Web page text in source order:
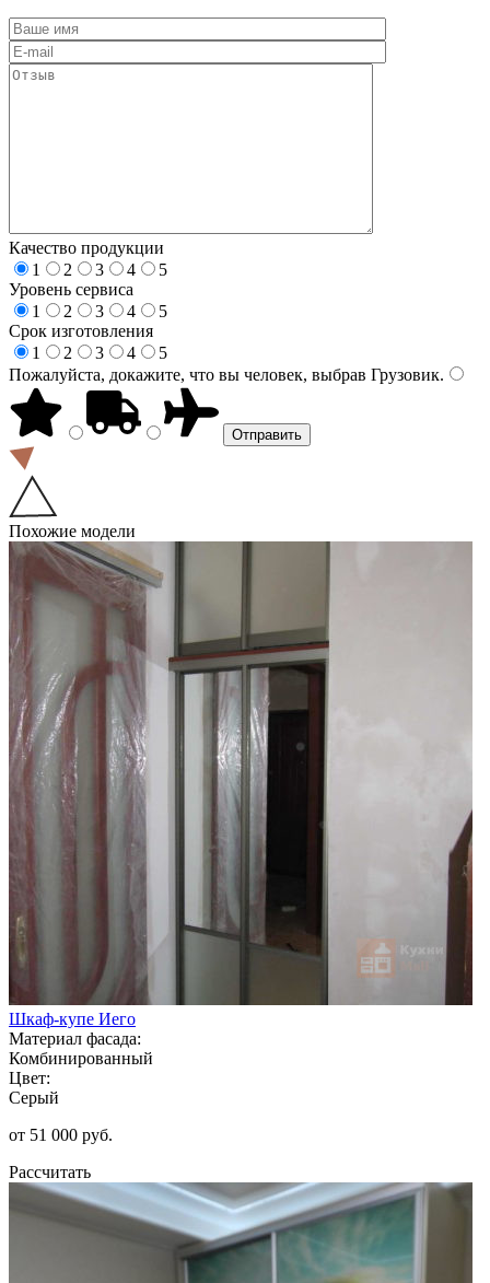
Качество продукции
1
2 3 4
5
Уровень сервиса
1
2 3 4
5
Срок изготовления
1
2 3 4
5
Пожалуйста, докажите, что вы человек, выбрав Грузовик.
Похожие модели
Шкаф-купе Иего
Материал фасада:
Комбинированный
Цвет:
Серый
от 51 000 руб.
Рассчитать